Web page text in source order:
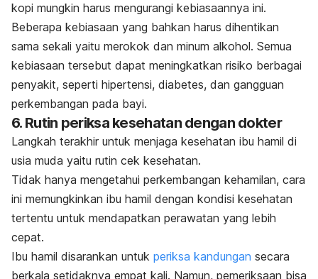
kopi mungkin harus mengurangi kebiasaannya ini.
Beberapa kebiasaan yang bahkan harus dihentikan
sama sekali yaitu merokok dan minum alkohol. Semua
kebiasaan tersebut dapat meningkatkan risiko berbagai
penyakit, seperti hipertensi, diabetes, dan gangguan
perkembangan pada bayi.
6. Rutin periksa kesehatan dengan dokter
Langkah terakhir untuk menjaga kesehatan ibu hamil di
usia muda yaitu rutin cek kesehatan.
Tidak hanya mengetahui perkembangan kehamilan, cara
ini memungkinkan ibu hamil dengan kondisi kesehatan
tertentu untuk mendapatkan perawatan yang lebih
cepat.
Ibu hamil disarankan untuk periksa kandungan secara
berkala setidaknya empat kali. Namun, pemeriksaan bisa